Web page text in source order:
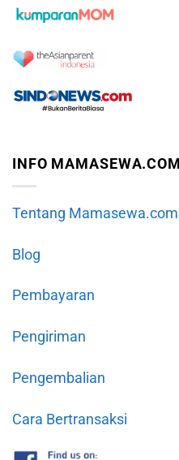
INFO MAMASEWA.COM
Tentang Mamasewa.com
Blog
Pembayaran
Pengiriman
Pengembalian
Cara Bertransaksi